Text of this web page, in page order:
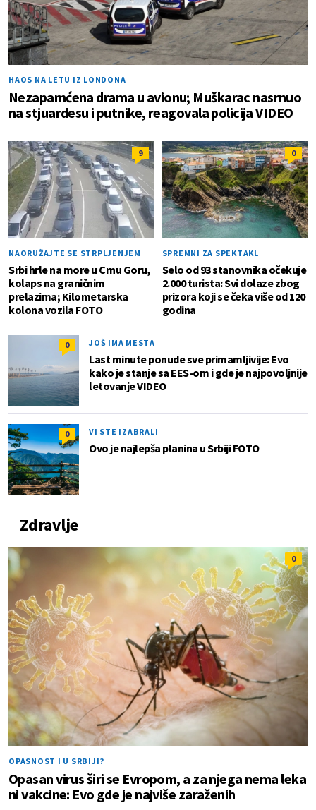
HAOS NA LETU IZ LONDONA
Nezapamćena drama u avionu; Muškarac nasrnuo
na stjuardesu i putnike, reagovala policija VIDEO
9
NAORUŽAJTE SE STRPLJENJEM
Srbi hrle na more u Crnu Goru,
kolaps na graničnim
prelazima; Kilometarska
kolona vozila FOTO
0
SPREMNI ZA SPEKTAKL
Selo od 93 stanovnika očekuje
2.000 turista: Svi dolaze zbog
prizora koji se čeka više od 120
godina
0 JOŠ IMA MESTA
Last minute ponude sve primamljivije: Evo
kako je stanje sa EES-om i gde je najpovoljnije
letovanje VIDEO
0 VI STE IZABRALI
Ovo je najlepša planina u Srbiji FOTO
Zdravlje
0
OPASNOST I U SRBIJI?
Opasan virus širi se Evropom, a za njega nema leka
ni vakcine: Evo gde je najviše zaraženih